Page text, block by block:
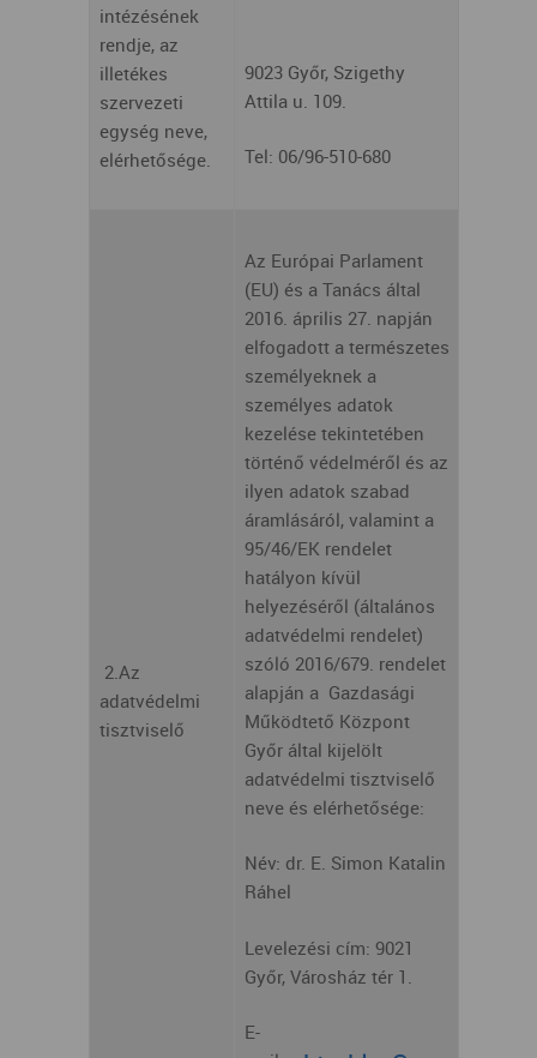
intézésének
rendje, az
illetékes
szervezeti
egység neve,
elérhetősége.
9023 Győr, Szigethy
Attila u. 109.
Tel: 06/96-510-680
2.Az
adatvédelmi
tisztviselő
Az Európai Parlament
(EU) és a Tanács által
2016. április 27. napján
elfogadott a természetes
személyeknek a
személyes adatok
kezelése tekintetében
történő védelméről és az
ilyen adatok szabad
áramlásáról, valamint a
95/46/EK rendelet
hatályon kívül
helyezéséről (általános
adatvédelmi rendelet)
szóló 2016/679. rendelet
alapján a Gazdasági
Működtető Központ
Győr által kijelölt
adatvédelmi tisztviselő
neve és elérhetősége:
Név: dr. E. Simon Katalin
Ráhel
Levelezési cím: 9021
Győr, Városház tér 1.
E-